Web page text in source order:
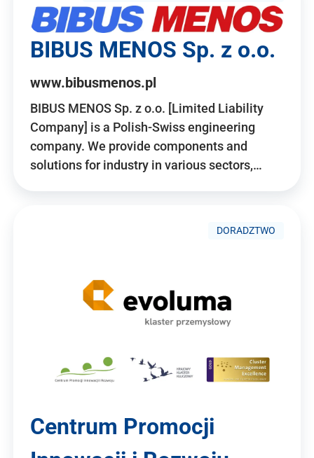
BIBUS MENOS Sp. z o.o.
www.bibusmenos.pl
BIBUS MENOS Sp. z o.o. [Limited Liability
Company] is a Polish-Swiss engineering
company. We provide components and
solutions for industry in various sectors,…
DORADZTWO
Centrum Promocji